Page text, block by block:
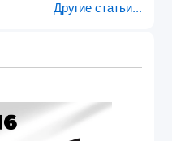
Другие статьи...